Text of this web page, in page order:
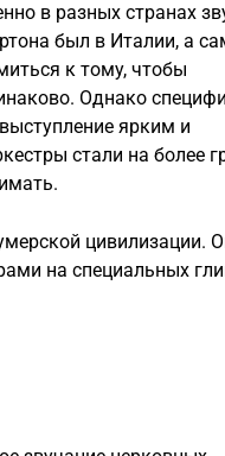
в разных странах
был в Италии, а
к тому, чтобы
Однако
ярким и
стали на более
цивилизации.
на специальных